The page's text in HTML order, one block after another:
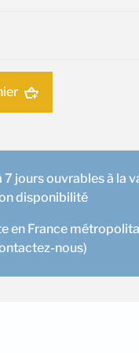
7 jours ouvrables à la
disponibilité
en France
nous)